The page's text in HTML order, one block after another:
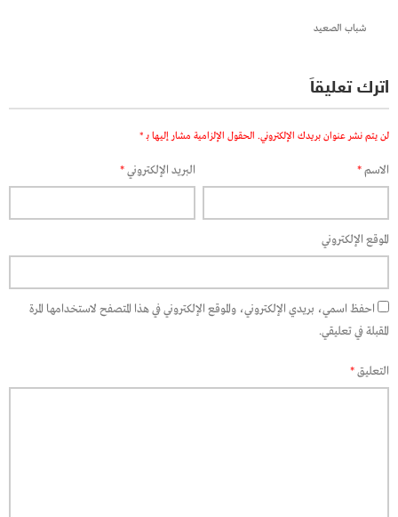
شباب الصعيد
اترك تعليقاً
لن يتم نشر عنوان بريدك الإلكتروني. الحقول الإلزامية مشار إليها بـ *
الاسم* البريد الإلكتروني*
الموقع الإلكتروني
احفظ اسمي، بريدي الإلكتروني، والموقع الإلكتروني في هذا المتصفح لاستخدامها المرة
المقبلة في تعليقي.
التعليق*